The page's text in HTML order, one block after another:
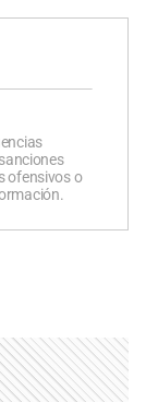
ofensivos o